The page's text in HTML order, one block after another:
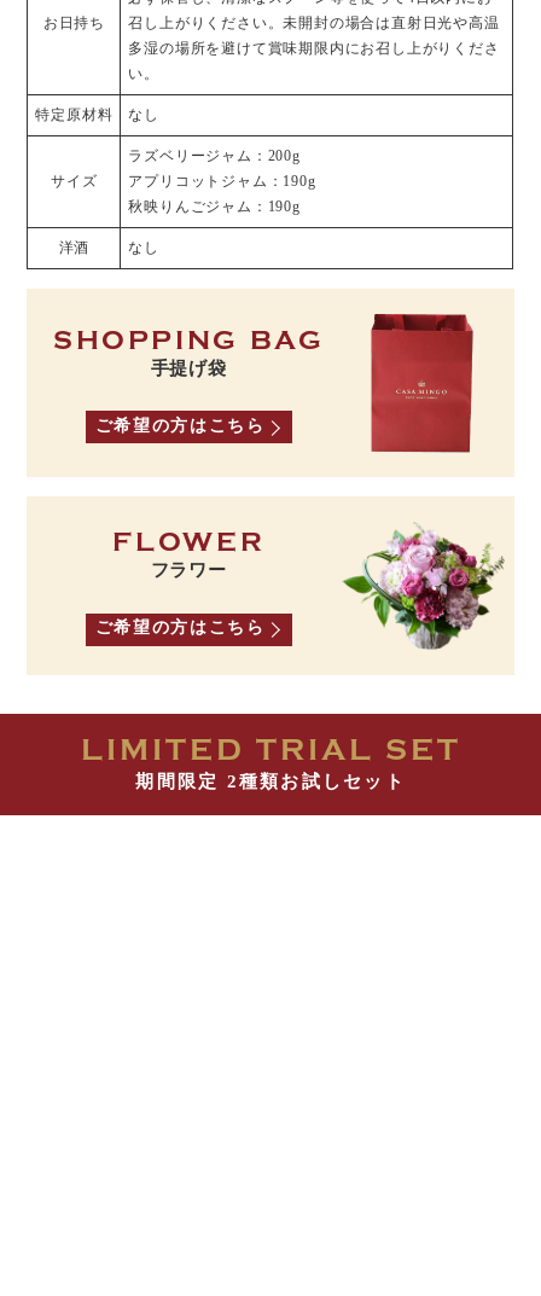
お日持ち
召し上がりください。未開封の場合は直射日光や高温
多湿の場所を避けて賞味期限内にお召し上がりくださ
い。
特定原材料 なし
サイズ
ラズベリージャム：200g
アプリコットジャム：190g
秋映りんごジャム：190g
洋酒 なし
SHOPPING BAG
手提げ袋
ご希望の方はこちら
FLOWER
フラワー
ご希望の方はこちら
LIMITED TRIAL SET
期間限定 2種類お試しセット